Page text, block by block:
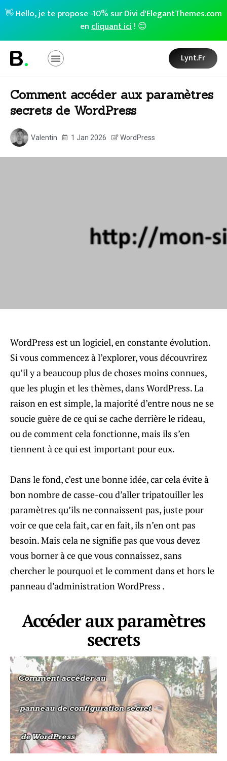
👋 Hello, je te propose -10% sur Divi d'ElegantThemes.com
encliquant ici! 😊
Lynt.fr
Comment accéder aux paramètres
secrets de WordPress
Valentin 1 Jan 2026 WordPress
WordPress est un logiciel, en constante évolution.
Si vous commencez à l’explorer, vous découvrirez
qu’il y a beaucoup plus de choses moins connues,
que les plugin et les thèmes, dans WordPress. La
raison en est simple, la majorité d’entre nous ne se
soucie guère de ce qui se cache derrière le rideau,
ou de comment cela fonctionne, mais ils s’en
tiennent à ce qui est important pour eux.
Dans le fond, c’est une bonne idée, car cela évite à
bon nombre de casse-cou d’aller tripatouiller les
paramètres qu’ils ne connaissent pas, juste pour
voir ce que cela fait, car en fait, ils n’en ont pas
besoin. Mais cela ne signifie pas que vous devez
vous borner à ce que vous connaissez, sans
chercher le pourquoi et le comment dans et hors le
panneau d’administration WordPress .
Accéder aux paramètres
secrets